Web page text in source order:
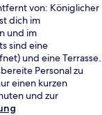
von: Königlicher
dich im
und im
sind eine
und eine Terrasse.
Personal zu
einen kurzen
und zur